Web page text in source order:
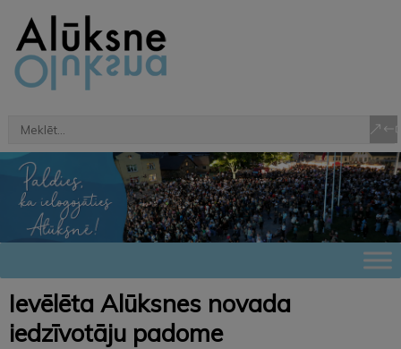
Ievēlēta Alūksnes novada
iedzīvotāju padome